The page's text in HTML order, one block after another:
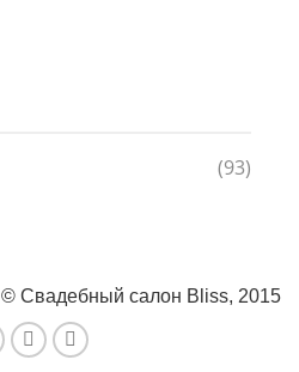
(93)
© Свадебный салон Bliss, 2015